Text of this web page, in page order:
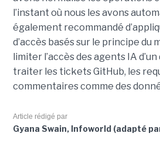
l’instant où nous les avons
également recommandé
d’accès basés sur le principe du
limiter l’accès des agents IA
traiter les tickets GitHub, les
commentaires comme des
Article rédigé par
Gyana Swain, Infoworld (adapté